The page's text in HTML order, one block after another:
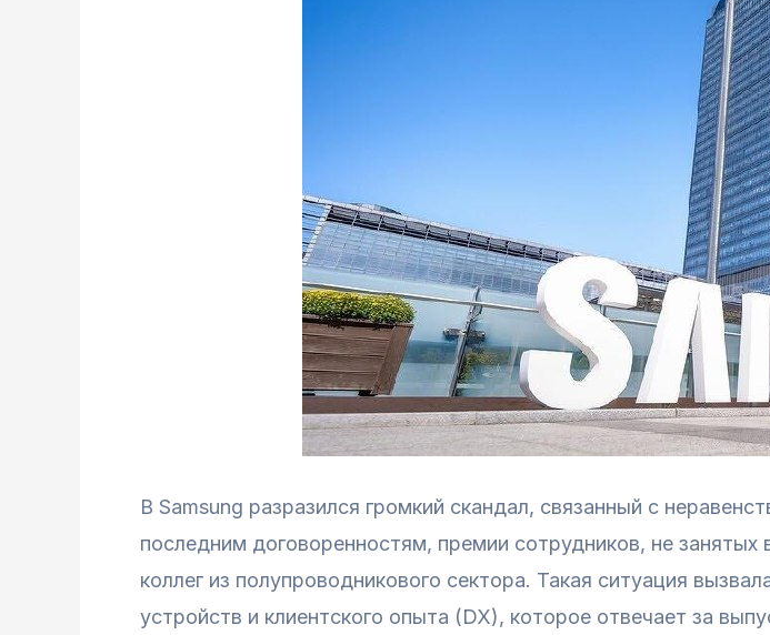
В Samsung разразился громкий скандал, связанный с
последним договоренностям, премии сотрудников, не
коллег из полупроводникового сектора. Такая ситуация
устройств и клиентского опыта (DX), которое отвечает за